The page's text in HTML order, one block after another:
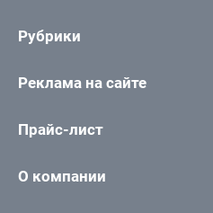
Рубрики
Реклама на сайте
Прайс-лист
О компании